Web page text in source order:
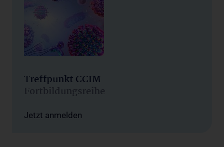
Treffpunkt CCIM
Fortbildungsreihe
Jetzt anmelden